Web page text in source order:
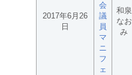
2017年6月26
日
会
議
員
マ
ニ
フ
ェ
和泉
なお
み